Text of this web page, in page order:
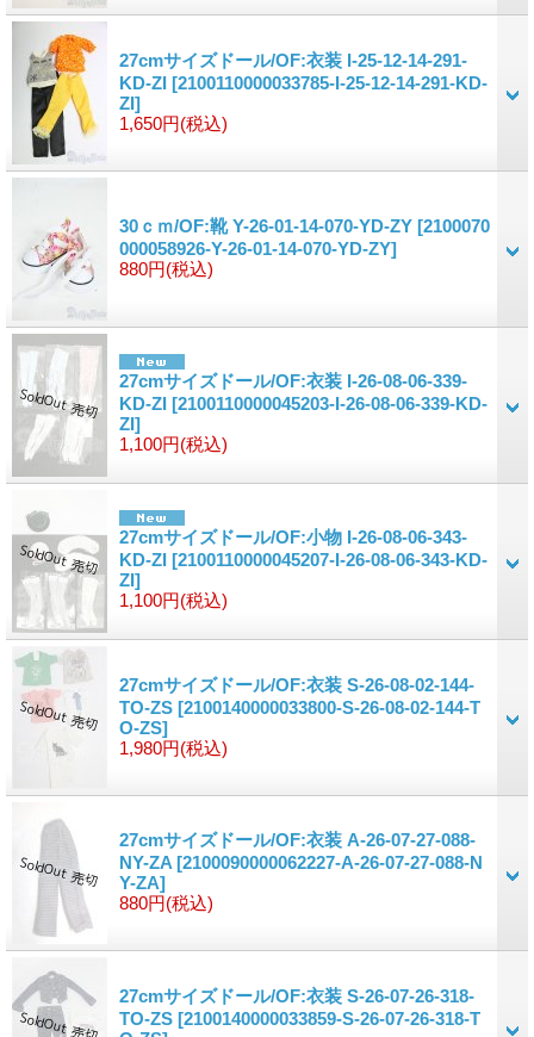
27cmサイズドール/OF:衣装 I-25-12-14-291-
KD-ZI [2100110000033785-I-25-12-14-291-KD-
ZI]
1,650円(税込)
30ｃｍ/OF:靴 Y-26-01-14-070-YD-ZY [2100070
000058926-Y-26-01-14-070-YD-ZY]
880円(税込)
27cmサイズドール/OF:衣装 I-26-08-06-339-
KD-ZI [2100110000045203-I-26-08-06-339-KD-
ZI]
1,100円(税込)
27cmサイズドール/OF:小物 I-26-08-06-343-
KD-ZI [2100110000045207-I-26-08-06-343-KD-
ZI]
1,100円(税込)
27cmサイズドール/OF:衣装 S-26-08-02-144-
TO-ZS [2100140000033800-S-26-08-02-144-T
O-ZS]
1,980円(税込)
27cmサイズドール/OF:衣装 A-26-07-27-088-
NY-ZA [2100090000062227-A-26-07-27-088-N
Y-ZA]
880円(税込)
27cmサイズドール/OF:衣装 S-26-07-26-318-
TO-ZS [2100140000033859-S-26-07-26-318-T